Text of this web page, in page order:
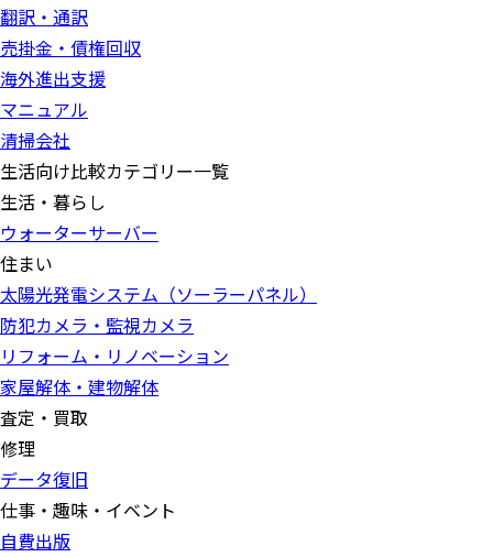
翻訳・通訳
売掛金・債権回収
海外進出支援
マニュアル
清掃会社
生活向け比較カテゴリー一覧
生活・暮らし
ウォーターサーバー
住まい
太陽光発電システム（ソーラーパネル）
防犯カメラ・監視カメラ
リフォーム・リノベーション
家屋解体・建物解体
査定・買取
修理
データ復旧
仕事・趣味・イベント
自費出版